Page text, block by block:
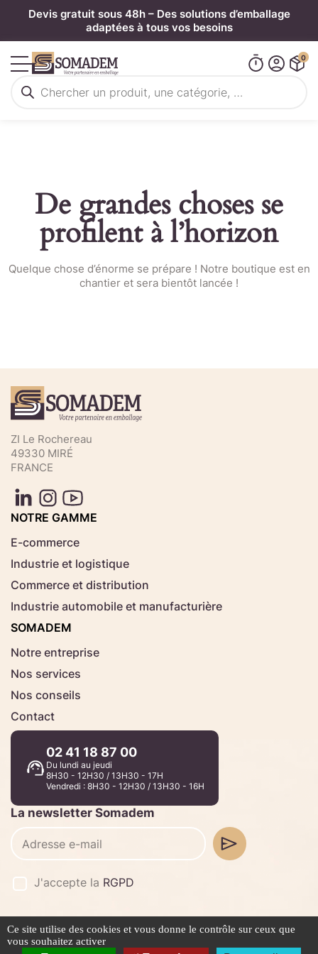
Devis gratuit sous 48h – Des solutions d’emballage
adaptées à tous vos besoins
de
0
De grandes choses se
profilent à l’horizon
Quelque chose d’énorme se prépare ! Notre boutique est en
chantier et sera bientôt lancée !
commande rapide
Aucun fichier
Télécharger
ZI Le Rochereau
49330 MIRÉ
FRANCE
NOTRE GAMME
E-commerce
Industrie et logistique
Commerce et distribution
Industrie automobile et manufacturière
SOMADEM
Notre entreprise
Nos services
Nos conseils
Contact
02 41 18 87 00
Du lundi au jeudi
8H30 - 12H30 / 13H30 - 17H
Vendredi : 8H30 - 12H30 / 13H30 - 16H
La newsletter Somadem
J'accepte la RGPD
©2026 -Stafe.fr
Mentions légales
Politique de confidentialité
Panneau de gestion des cookies
Ce site utilise des cookies et vous donne le contrôle sur ceux que
vous souhaitez activer